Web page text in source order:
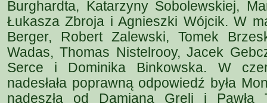
Burghardta, Katarzyny Sobolewskiej,
Łukasza Zbroja i Agnieszki Wójcik. W
Berger, Robert Zalewski, Tomek
Wadas, Thomas Nistelrooy, Jacek
Serce i Dominika Binkowska. W
nadesłała poprawną odpowiedź była
nadeszła od Damiana Greli i Pawła